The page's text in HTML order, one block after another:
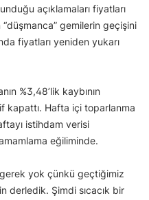
açıklamaları fiyatları
“düşmanca” gemilerin geçişini
fiyatları yeniden yukarı
%3,48’lik kaybının
kapattı. Hafta içi toparlanma
istihdam verisi
eğiliminde.
gerek yok çünkü geçtiğimiz
derledik. Şimdi sıcacık bir